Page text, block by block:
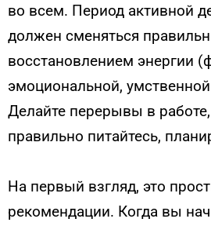
во всем. Период активной
должен сменяться
восстановлением энергии
эмоциональной,
Делайте перерывы в
правильно питайтесь,
На первый взгляд, это
рекомендации. Когда вы